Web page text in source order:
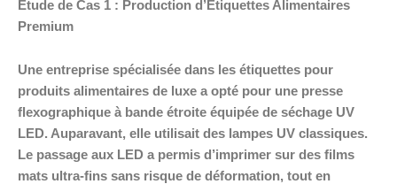
Étude de Cas 1 : Production d’Étiquettes Alimentaires
Premium
Une entreprise spécialisée dans les étiquettes pour
produits alimentaires de luxe a opté pour une presse
flexographique à bande étroite équipée de séchage UV
LED. Auparavant, elle utilisait des lampes UV classiques.
Le passage aux LED a permis d’imprimer sur des films
mats ultra-fins sans risque de déformation, tout en